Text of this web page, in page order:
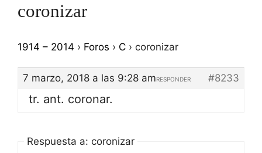
coronizar
1914 – 2014 › Foros › C › coronizar
7 marzo, 2018 a las 9:28 am #8233
RESPONDER
tr. ant. coronar.
Respuesta a: coronizar